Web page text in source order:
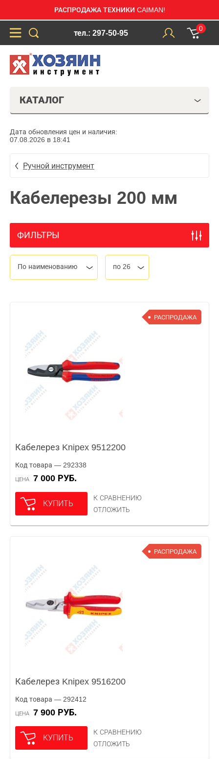
РАСПРОДАЖА ТЕХНИКИ CAIMAN!
тел.: 297-50-95
0
КАТАЛОГ
Дата обновления цен и наличия:
07.08.2026 в 18:41
Ручной инструмент
Кабелерезы 200 мм
ФИЛЬТРЫ
По наименованию по 26
РАСПРОДАЖА
Кабелерез Knipex 9512200
Код товара — 292338
ЦЕНА 7 000 РУБ.
КУПИТЬ
К СРАВНЕНИЮ
ОТЛОЖИТЬ
РАСПРОДАЖА
Кабелерез Knipex 9516200
Код товара — 292412
ЦЕНА 7 900 РУБ.
КУПИТЬ
К СРАВНЕНИЮ
ОТЛОЖИТЬ